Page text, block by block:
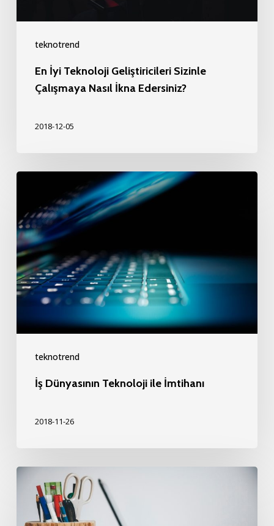
teknotrend
Edersiniz?
En İyi Teknoloji Geliştiricileri Sizinle
Çalışmaya Nasıl İkna Edersiniz?
2018-12-05
teknotrend
Dünyasının
Teknoloji
ile
İmtihanı
İş Dünyasının Teknoloji ile İmtihanı
2018-11-26
Teknoloji
Ekiplerinize
Nasıl